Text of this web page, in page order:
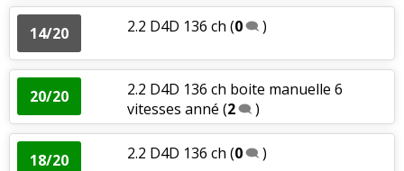
14/20 2.2 D4D 136 ch (0 )
20/20
2.2 D4D 136 ch boite manuelle 6
vitesses anné (2 )
18/20 2.2 D4D 136 ch (0 )